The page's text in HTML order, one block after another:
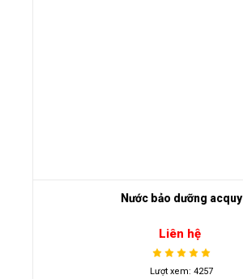
Nước bảo dưỡng acquy
Liên hệ
Lượt xem: 4257